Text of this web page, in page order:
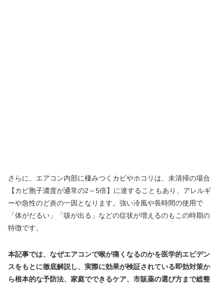
さらに、エアコン内部に棲みつくカビやホコリは、未清掃の場合
【カビ胞子濃度が通常の2～5倍】に達することもあり、アレルギ
ーや急性のど炎の一因となります。強い冷風や長時間の使用で
「体がだるい」「咳が出る」などの症状が増えるのもこの時期の
特徴です。
本記事では、なぜエアコンで喉が痛くなるのかを医学的エビデン
スをもとに徹底解説し、実際に効果が検証されている即効対策か
ら根本的な予防法、家庭でできるケア、市販薬の選び方まで総整